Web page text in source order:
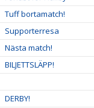
Tuff bortamatch!
Supporterresa
Nästa match!
BILJETTSLÄPP!
DERBY!